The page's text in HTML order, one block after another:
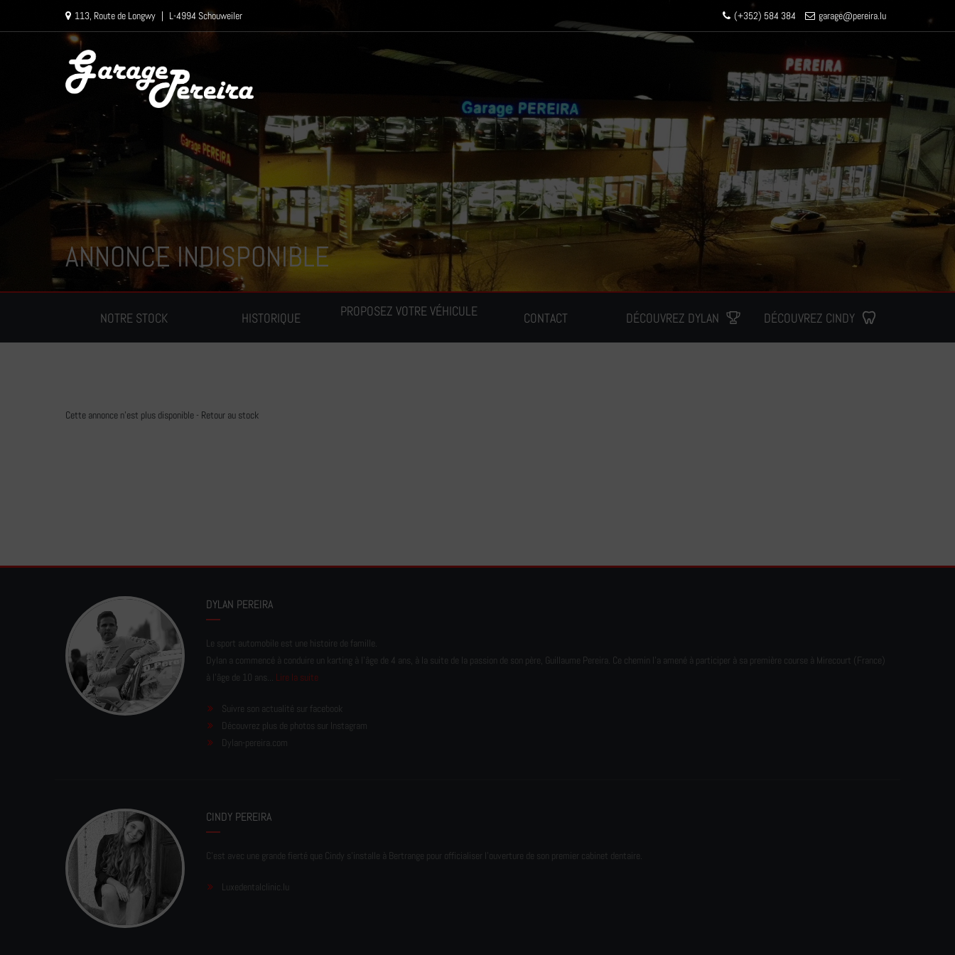
113, Route de Longwy | L-4994 Schouweiler (+352) 584 384 garage@pereira.lu
NOTRE STOCK HISTORIQUE PROPOSEZ VOTRE VÉHICULE CONTACT DÉCOUVREZ DYLAN DÉCOUVREZ CINDY
ANNONCE INDISPONIBLE
Cette annonce n'est plus disponible - Retour au stock
DYLAN PEREIRA
Le sport automobile est une histoire de famille.
Dylan a commencé à conduire un karting à l’âge de 4 ans, à la suite de la passion de son père, Guillaume Pereira. Ce chemin l'a amené à participer à sa première course à Mirecourt (France)
à l'âge de 10 ans... Lire la suite
Suivre son actualité sur facebook
Découvrez plus de photos sur Instagram
Dylan-pereira.com
CINDY PEREIRA
C'est avec une grande fierté que Cindy s'installe à Bertrange pour officialiser l'ouverture de son premier cabinet dentaire.
Luxedentalclinic.lu